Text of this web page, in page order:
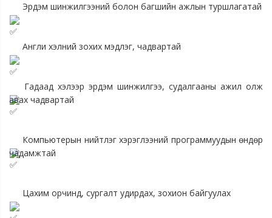
Эрдэм шинжилгээний болон багшийн ажлын туршлагатай
Англи хэлний зохих мэдлэг, чадвартай
Гадаад хэлээр эрдэм шинжилгээ, судалгааны ажил олж
авах чадвартай
Компьютерын нийтлэг хэрэглээний программуудын өндөр
чадамжтай
Цахим орчинд, сургалт удирдах, зохион байгуулах